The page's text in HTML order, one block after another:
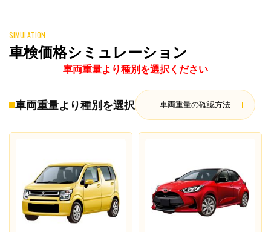
SIMULATION
車検価格シミュレーション
車両重量より種別を選択ください
車両重量より種別を選択 車両重量の確認方法